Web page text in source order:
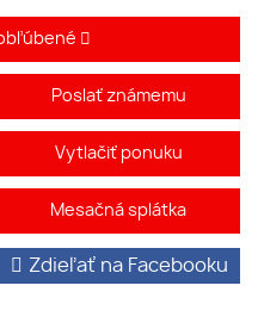
Poslať známemu
Vytlačiť ponuku
Mesačná splátka
Zdieľať na Facebooku